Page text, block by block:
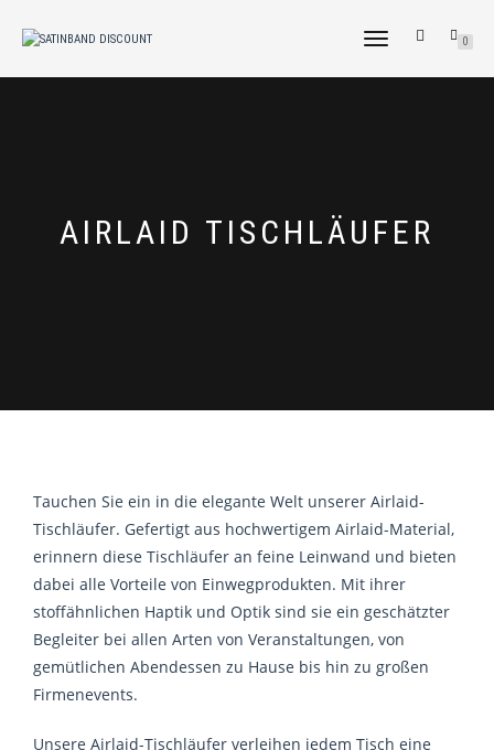
NAVIGATION
0
AIRLAID TISCHLÄUFER
Tauchen Sie ein in die elegante Welt unserer Airlaid-
Tischläufer. Gefertigt aus hochwertigem Airlaid-Material,
erinnern diese Tischläufer an feine Leinwand und bieten
dabei alle Vorteile von Einwegprodukten. Mit ihrer
stoffähnlichen Haptik und Optik sind sie ein geschätzter
Begleiter bei allen Arten von Veranstaltungen, von
gemütlichen Abendessen zu Hause bis hin zu großen
Firmenevents.
Unsere Airlaid-Tischläufer verleihen jedem Tisch eine